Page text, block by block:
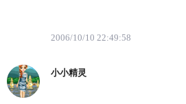
2006/10/10 22:49:58
小小精灵